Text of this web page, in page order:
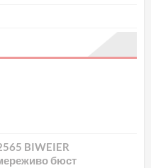
BIWEIER
бюст